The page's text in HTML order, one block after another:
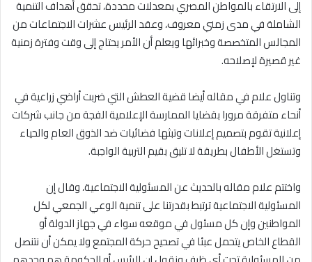
إلى الارتقاء بالمواطن المصري بمعدلات محددة، تحقق أهداف التنمية
الشاملة في مدى زمني معروف، وعقد الرئيس عشرات الاجتماعات من
المجالس المتخصصة وخبرائها ويعلم أن الأمر يحتاج إلى وقت وفترة زمنية
غير قصيرة لإصلاحه.
وتناول علام في مقاله أيضا قضية العطش التي ضربت أراضي زراعية في
أنحاء متفرقة مرورا بقضايا الممارسة الإعلامية الفجة من جانب شركات
إعلانية تقوم بتصميم إعلانات وتبثها فضائيات ضد الذوق العام والحياء
وتستغل الأطفال بطريقة لا تليق بقيم التربية الواجبة.
واختتم علام مقاله بالحديث عن المسئولية الاجتماعية، وقال إن
المسئولية الاجتماعية ترتبط بقدرتنا على تنمية الوعي الجمعي لكل
المواطنين وإن كل مسئول في موقعه سواء في جهاز الدولة أو
القطاع الخاص يتحمل عبئا في تصحيح حركة المجتمع ولا يمكن أن نتنصل